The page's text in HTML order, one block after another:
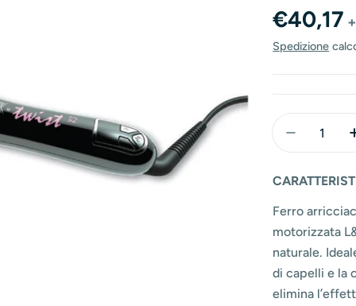
di
vendita
normale
€40,17
Spedizione
Ferro
motorizzata
naturale.
di capelli e la
elimina